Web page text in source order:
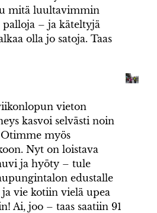
mitä luultavimmin
palloja – ja käteltyjä
olla jo satoja. Taas
vieton
kasvoi selvästi noin
myös
Nyt on loistava
ja hyöty – tule
edustalle
vie kotiin vielä upea
Ai, joo – taas saatiin 91